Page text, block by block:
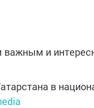
важным и
в